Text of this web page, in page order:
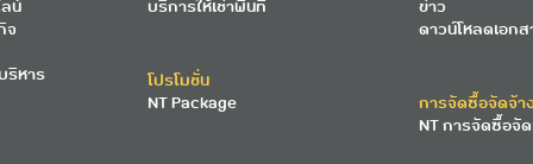
น์
จ
หาร
บริการให้เช่าพื้นที่
โปรโมชั่น
NT Package
ข่าว
ดาวน์โหลดเอกส
การจัดซื้อจัดจ้า
NT การจัดซื้อจั